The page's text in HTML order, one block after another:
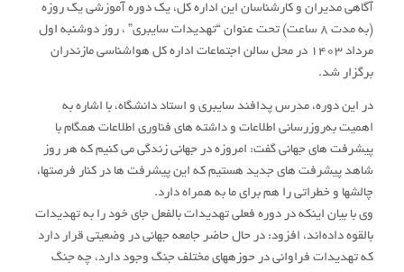
آگاهی مدیران و کارشناسان این اداره کل، یک دوره آموزشی یک روزه
(به مدت ۸ ساعت) تحت عنوان “تهدیدات سایبری” ، روز دوشنبه اول
مرداد ۱۴۰۳ در محل سالن اجتماعات اداره کل هواشناسی مازندران
برگزار شد.
در این دوره، مدرس پدافند سایبری و استاد دانشگاه، با اشاره به
اهمیت به‌روزرسانی اطلاعات و داشته های فناوری اطلاعات همگام با
پیشرفت های جهانی گفت: امروزه در جهانی زندگی می کنیم که هر روز
شاهد پیشرفت های جدید هستیم که این پیشرفت ها در کنار فرصتها،
چالشها و خطراتی را هم برای ما به همراه دارد.
وی با بیان اینکه در دوره فعلی تهدیدات بالفعل جای خود را به تهدیدات
بالقوه داده‌اند، افزود: در حال حاضر جامعه جهانی در وضعیتی قرار دارد
که تهدیدات فراوانی در حوزههای مختلف جنگ وجود دارد، چه جنگ